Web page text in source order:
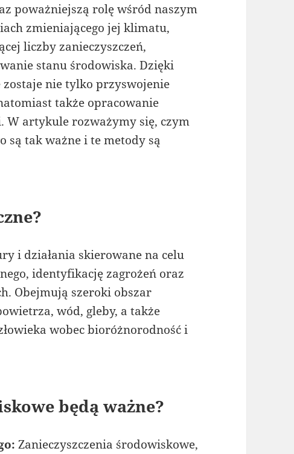
poważniejszą rolę wśród naszym
zmieniającego jej klimatu,
liczby zanieczyszczeń,
stanu środowiska. Dzięki
nie tylko przyswojenie
także opracowanie
artykule rozważymy się, czym
są tak ważne i te metody są
i działania skierowane na celu
identyfikację zagrożeń oraz
Obejmują szeroki obszar
wód, gleby, a także
wobec bioróżnorodność i
będą ważne?
Zanieczyszczenia środowiskowe,